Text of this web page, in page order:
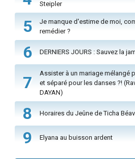
Steipler
5
Je manque d'estime de moi,
remédier ?
6 DERNIERS JOURS : Sauvez la
7
Assister à un mariage mélangé
et séparé pour les danses ?!
DAYAN)
8 Horaires du Jeûne de Ticha Béav
9 Elyana au buisson ardent